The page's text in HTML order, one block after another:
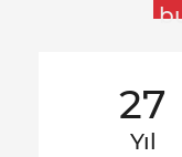
27
Yıl